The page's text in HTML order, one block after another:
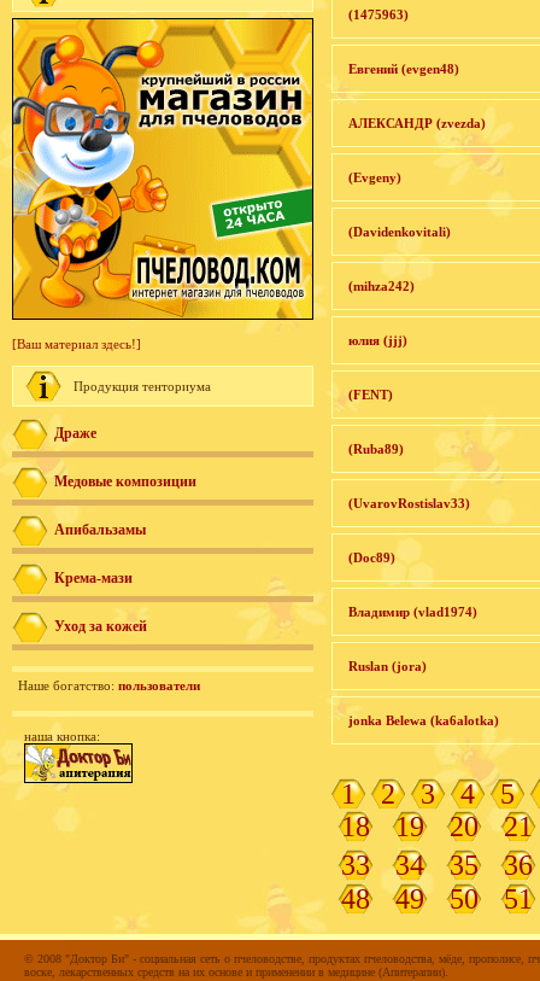
[Ваш материал здесь!]
Продукция тенториума
Драже
Медовые композиции
Апибальзамы
Крема-мази
Уход за кожей
Наше богатство: пользователи
наша кнопка:
(1475963)
Евгений (evgen48)
АЛЕКСАНДР (zvezda)
(Evgeny)
(Davidenkovitali)
(mihza242)
юлия (jjj)
(FENT)
(Ruba89)
(UvarovRostislav33)
(Doc89)
Владимир (vlad1974)
Ruslan (jora)
jonka Belewa (ka6alotka)
1 2 3 4
5
18
19 20
21
33
34 35
36
48
49 50 51
© 2008 "Доктор Би" - социальная сеть о пчеловодстве, продуктах пчеловодства, мёде, прополисе,
воске, лекарственных средств на их основе и применении в медицине (Апитерапии).